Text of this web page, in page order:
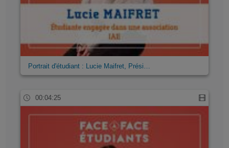
Portrait d'étudiant : Lucie Maifret, Prési…
00:04:25